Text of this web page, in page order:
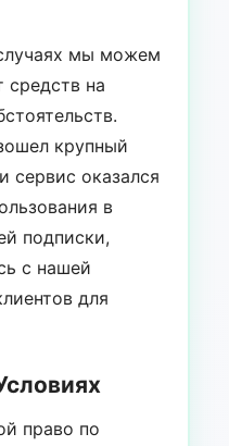
мы можем
средств на
крупный
сервис оказался
в
подписки,
с нашей
для
право по